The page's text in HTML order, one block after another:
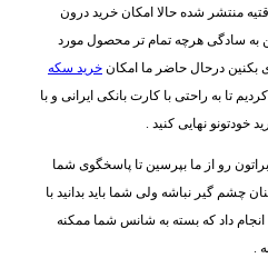
منتشر شده حالا امکان خرید درون
به سادگی هرچه تمام تر محصول مورد
بکنین درحال حاضر ما امکان خرید سکه
تا به راحتی با کارت بانکی ایرانی و با
خودتونو نهایی کنید .
رو از ما بپرسین تا پاسخگوی شما
سکه شاید انچنان چشم گیر نباشه ولی شما باید بدانید با
داد که بسته به شانس شما ممکنه
.